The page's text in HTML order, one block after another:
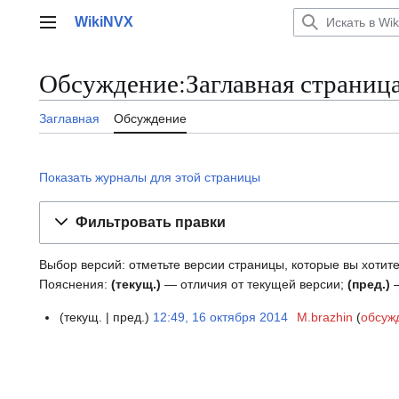
Главное меню
WikiNVX
Обсуждение:Заглавная
Заглавная Обсуждение
Показать журналы для этой страницы
Фильтровать правки
Выбор версий: отметьте версии страницы, которые вы
Пояснения: (текущ.) — отличия от текущей версии; (пред.)
1
текущ. пред. 12:49, 16 октября 2014 M.brazhin